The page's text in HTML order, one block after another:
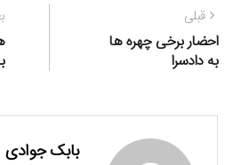
راهبری
نوشته
قبلی
قبلی:
احضار برخی چهره ها
به دادسرا
بابک جوادی